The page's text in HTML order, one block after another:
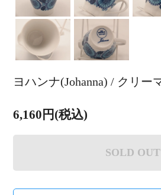
ヨハンナ(Johanna) / クリー
6,160円(税込)
SOLD OUT